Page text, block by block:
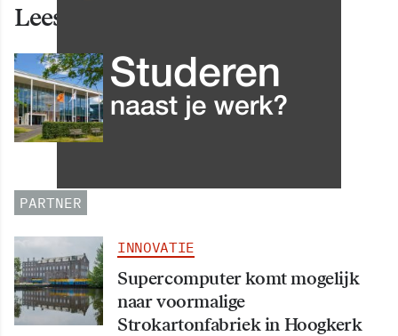
Lees ook deze artikelen
INNOVATIE
Grip op data en informatie:
Leergang Data en
PARTNER
INNOVATIE
Supercomputer komt mogelijk
naar voormalige
Strokartonfabriek in Hoogkerk